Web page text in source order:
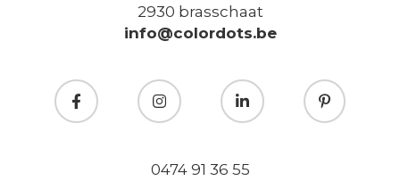
2930 brasschaat
info@colordots.be
0474 91 36 55